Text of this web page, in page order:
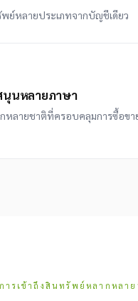
พย์หลายประเภทจากบัญชีเดียว
นุนหลายภาษา
หลายชาติที่ครอบคลุมการซื้อขา
การเข้าถึงสินทรัพย์หลากหลาย